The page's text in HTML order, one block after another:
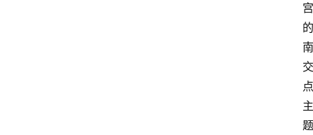
宫
的
南
交
点
主
题